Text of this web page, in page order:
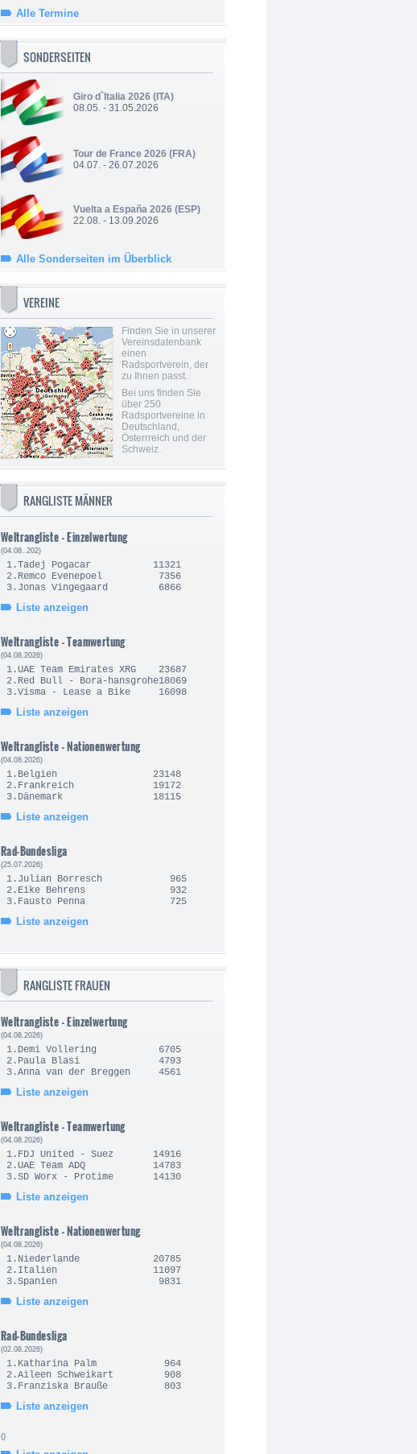
Alle Termine
SONDERSEITEN
Giro d`Italia 2026 (ITA)
08.05. - 31.05.2026
Tour de France 2026 (FRA)
04.07. - 26.07.2026
Vuelta a España 2026 (ESP)
22.08. - 13.09.2026
Alle Sonderseiten im Überblick
VEREINE
Finden Sie in unserer
Vereinsdatenbank
einen
Radsportverein, der
zu Ihnen passt.
Bei uns finden Sie
über 250
Radsportvereine in
Deutschland,
Österrreich und der
Schweiz.
RANGLISTE MÄNNER
Weltrangliste - Einzelwertung
(04.08..202)
1.Tadej Pogacar 11321
2.Remco Evenepoel 7356
3.Jonas Vingegaard 6866
Liste anzeigen
Weltrangliste - Teamwertung
(04.08.2026)
1.UAE Team Emirates XRG 23687
2.Red Bull - Bora-hansgrohe18069
3.Visma - Lease a Bike 16098
Liste anzeigen
Weltrangliste - Nationenwertung
(04.08.2026)
1.Belgien 23148
2.Frankreich 19172
3.Dänemark 18115
Liste anzeigen
Rad-Bundesliga
(25.07.2026)
1.Julian Borresch 965
2.Eike Behrens 932
3.Fausto Penna 725
Liste anzeigen
RANGLISTE FRAUEN
Weltrangliste - Einzelwertung
(04.08.2026)
1.Demi Vollering 6705
2.Paula Blasi 4793
3.Anna van der Breggen 4561
Liste anzeigen
Weltrangliste - Teamwertung
(04.08.2026)
1.FDJ United - Suez 14916
2.UAE Team ADQ 14783
3.SD Worx - Protime 14130
Liste anzeigen
Weltrangliste - Nationenwertung
(04.08.2026)
1.Niederlande 20785
2.Italien 11097
3.Spanien 9831
Liste anzeigen
Rad-Bundesliga
(02.08.2026)
1.Katharina Palm 964
2.Aileen Schweikart 908
3.Franziska Brauße 803
Liste anzeigen
()